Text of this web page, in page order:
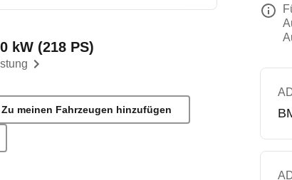
kW (218 PS)
Zu meinen Fahrzeugen hinzufügen